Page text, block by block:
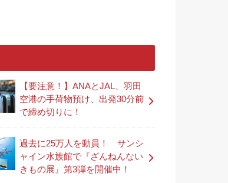
【要注意！】ANAとJAL、羽田
空港の手荷物預け、出発30分前
で締め切りに！
過去に25万人を動員！ サンシ
ャイン水族館で『ざんねんない
きもの展』第3弾を開催中！